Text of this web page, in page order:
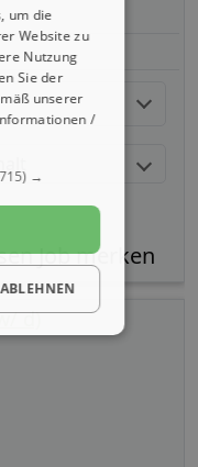
d)
um die
Website zu
Nutzung
Sie der
unserer
/
→